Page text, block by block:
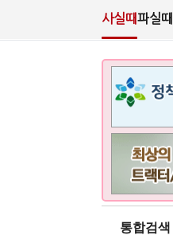
사실때파실때
통합검색